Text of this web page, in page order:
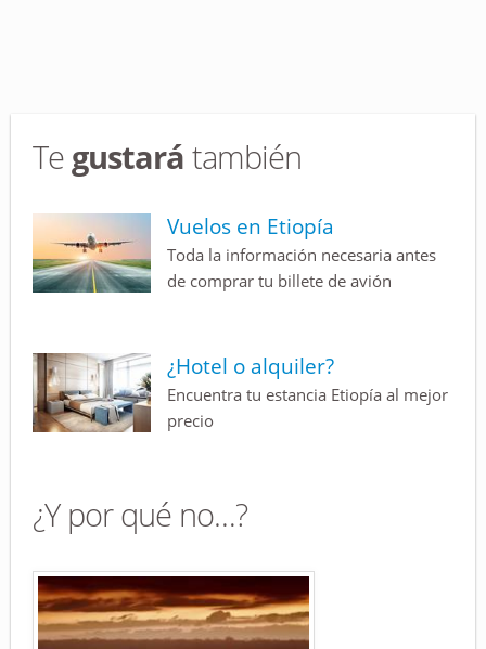
Te gustará también
Vuelos en Etiopía
Toda la información necesaria antes
de comprar tu billete de avión
¿Hotel o alquiler?
Encuentra tu estancia Etiopía al mejor
precio
¿Y por qué no…?